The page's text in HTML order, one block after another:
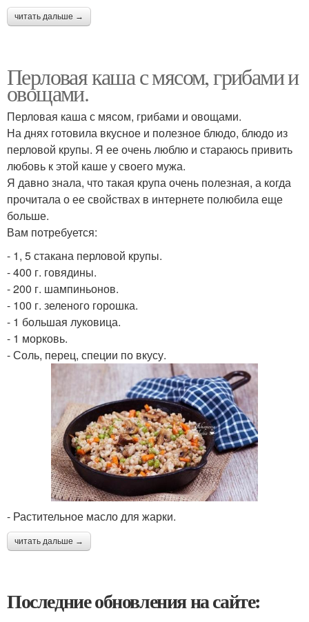
читать дальше →
Перловая каша с мясом, грибами и
овощами.
Перловая каша с мясом, грибами и овощами.
На днях готовила вкусное и полезное блюдо, блюдо из
перловой крупы. Я ее очень люблю и стараюсь привить
любовь к этой каше у своего мужа.
Я давно знала, что такая крупа очень полезная, а когда
прочитала о ее свойствах в интернете полюбила еще
больше.
Вам потребуется:
- 1, 5 стакана перловой крупы.
- 400 г. говядины.
- 200 г. шампиньонов.
- 100 г. зеленого горошка.
- 1 большая луковица.
- 1 морковь.
- Соль, перец, специи по вкусу.
- Растительное масло для жарки.
читать дальше →
Последние обновления на сайте: